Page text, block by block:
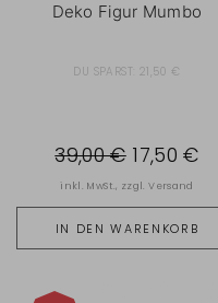
Deko Figur Mumbo
DU SPARST: 21,50 €
IN DEN WARENKORB
39,00 € 17,50 €
inkl. MwSt., zzgl.Versand